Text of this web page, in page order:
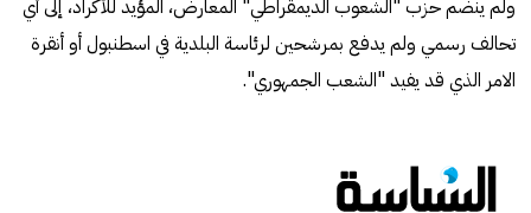
ولم ينضم حزب "الشعوب الديمقراطي" المعارض، المؤيد للأكراد، إلى أي
تحالف رسمي ولم يدفع بمرشحين لرئاسة البلدية في اسطنبول أو أنقرة
الامر الذي قد يفيد "الشعب الجمهوري".